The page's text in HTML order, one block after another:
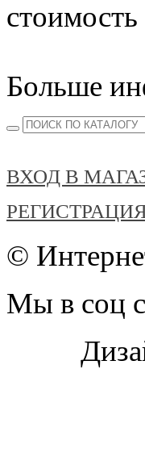
Больше
ВХОД В
©
Мы в соц